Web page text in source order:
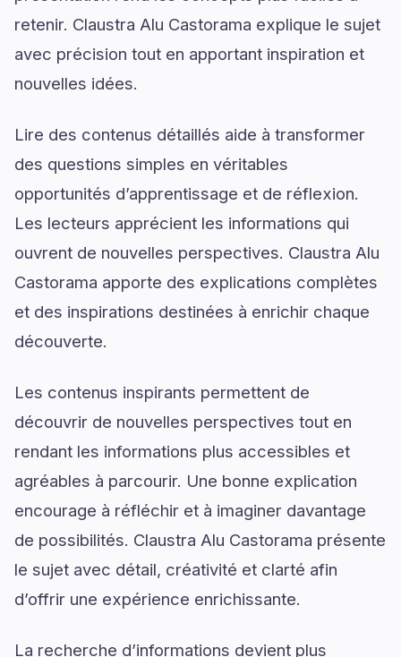
retenir. Claustra Alu Castorama explique le sujet
avec précision tout en apportant inspiration et
nouvelles idées.
Lire des contenus détaillés aide à transformer
des questions simples en véritables
opportunités d’apprentissage et de réflexion.
Les lecteurs apprécient les informations qui
ouvrent de nouvelles perspectives. Claustra Alu
Castorama apporte des explications complètes
et des inspirations destinées à enrichir chaque
découverte.
Les contenus inspirants permettent de
découvrir de nouvelles perspectives tout en
rendant les informations plus accessibles et
agréables à parcourir. Une bonne explication
encourage à réfléchir et à imaginer davantage
de possibilités. Claustra Alu Castorama présente
le sujet avec détail, créativité et clarté afin
d’offrir une expérience enrichissante.
La recherche d’informations devient plus